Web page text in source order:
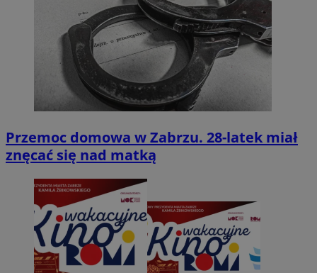
Przemoc domowa w Zabrzu. 28-latek miał
znęcać się nad matką